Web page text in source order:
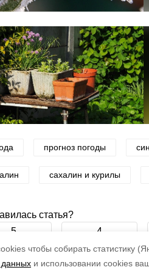
чтобы собирать статистику
данных и использовании cookies
прогноз погоды
сахалин и курилы
статья?
5 4